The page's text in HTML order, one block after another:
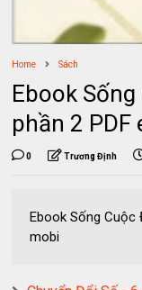
Home Sách
Ebook
phần 2
0 Trương Định
Ebook Sống Cuộc
mobi